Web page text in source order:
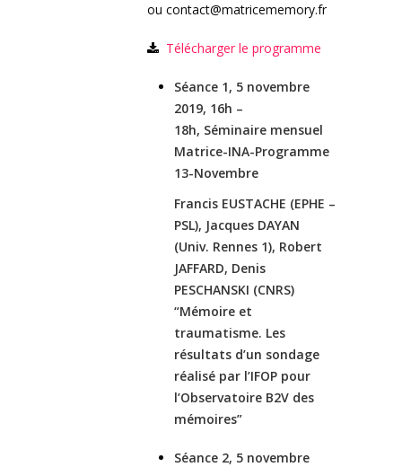
ou contact@matricememory.fr
Télécharger le programme
Séance 1, 5 novembre
2019, 16h –
18h, Séminaire mensuel
Matrice-INA-Programme
13-Novembre
Francis EUSTACHE (EPHE –
PSL), Jacques DAYAN
(Univ. Rennes 1), Robert
JAFFARD, Denis
PESCHANSKI (CNRS)
“Mémoire et
traumatisme. Les
résultats d’un sondage
réalisé par l’IFOP pour
l’Observatoire B2V des
mémoires”
Séance 2, 5 novembre